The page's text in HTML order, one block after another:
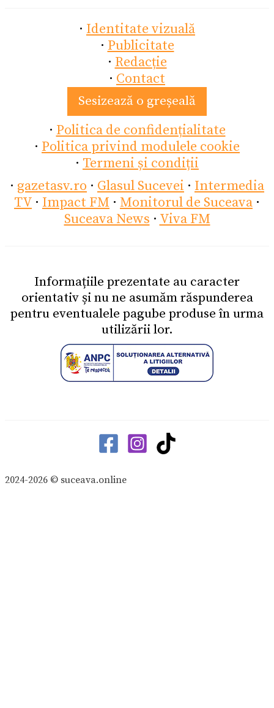
· Identitate vizuală
· Publicitate
· Redacție
· Contact
Sesizează o greșeală
· Politica de confidențialitate
· Politica privind modulele cookie
· Termeni și condiții
· gazetasv.ro · Glasul Sucevei · Intermedia
TV · Impact FM · Monitorul de Suceava ·
Suceava News · Viva FM
Informațiile prezentate au caracter
orientativ și nu ne asumăm răspunderea
pentru eventualele pagube produse în urma
utilizării lor.
2024-2026 © suceava.online